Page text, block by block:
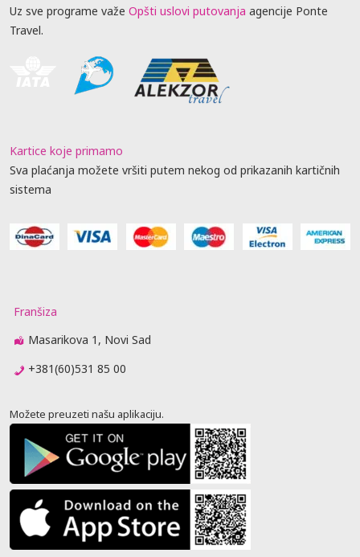
Uz sve programe važe Opšti uslovi putovanja agencije Ponte
Travel.
Kartice koje primamo
Sva plaćanja možete vršiti putem nekog od prikazanih kartičnih
sistema
Franšiza
Masarikova 1, Novi Sad
+381(60)531 85 00
Možete preuzeti našu aplikaciju.